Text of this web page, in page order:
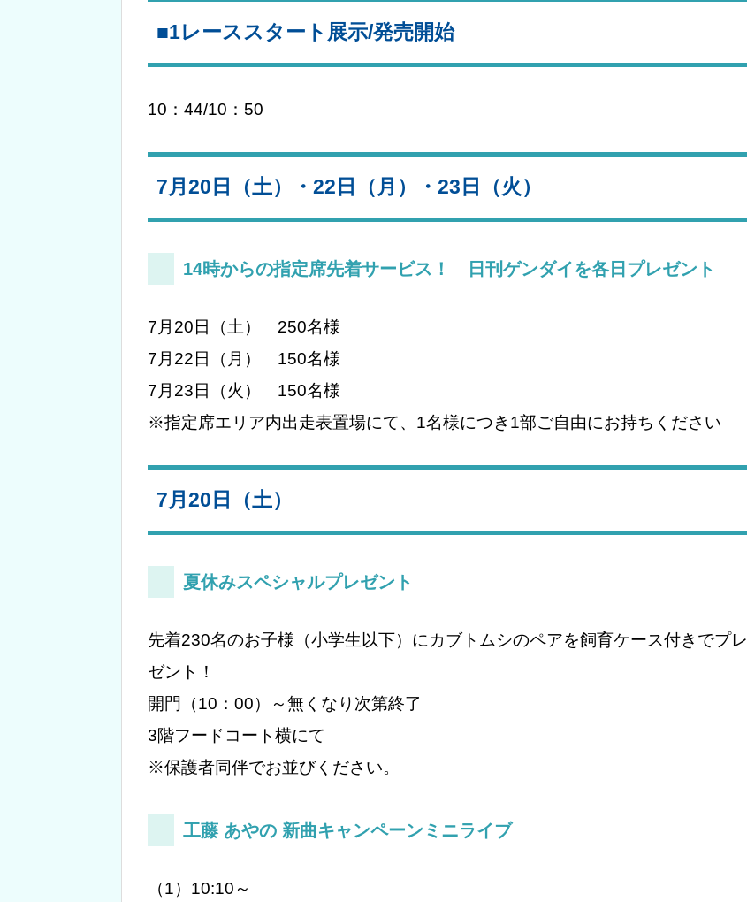
■1レーススタート展示/発売開始
10：44/10：50
7月20日（土）・22日（月）・23日（火）
14時からの指定席先着サービス！ 日刊ゲンダイを各日プレゼント
7月20日（土） 250名様
7月22日（月） 150名様
7月23日（火） 150名様
※指定席エリア内出走表置場にて、1名様につき1部ご自由にお持ちください
7月20日（土）
夏休みスペシャルプレゼント
先着230名のお子様（小学生以下）にカブトムシのペアを飼育ケース付きでプレ
ゼント！
開門（10：00）～無くなり次第終了
3階フードコート横にて
※保護者同伴でお並びください。
工藤 あやの 新曲キャンペーンミニライブ
（1）10:10～